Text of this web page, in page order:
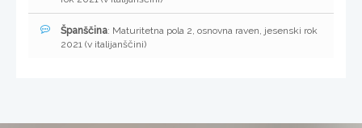
Španščina: Maturitetna pola 2, osnovna raven, jesenski rok
2021 (v italijanščini)